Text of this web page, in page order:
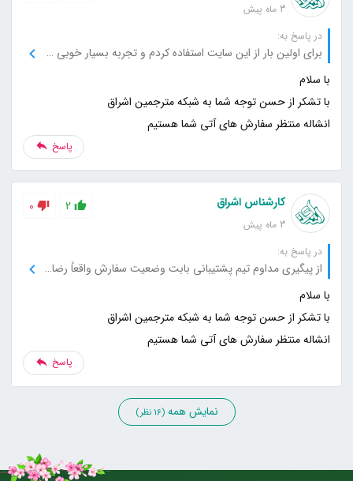
3 ماه پیش
در پاسخ به:
برای اولین بار از این سایت استفاده کردم و تجربه بسیار خوبی داشتم، حتماً دوباره سفارش می‌دهم.
انشاله منتظر سفارش های آتی شما هستیم
پاسخ
کارشناس اشراق
3 ماه پیش
2
0
در پاسخ به:
از پیگیری مداوم تیم پشتیبانی بابت وضعیت سفارش واقعاً رضایت داشتم.
انشاله منتظر سفارش های آتی شما هستیم
پاسخ
نمایش همه(16 نظر)